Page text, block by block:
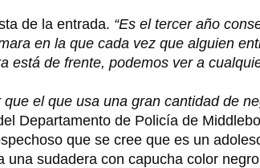
de la entrada. “Es el tercer año
en la que cada vez que alguien
está de frente, podemos ver a
el que usa una gran cantidad de
Departamento de Policía de
que se cree que es un
sudadera con capucha color